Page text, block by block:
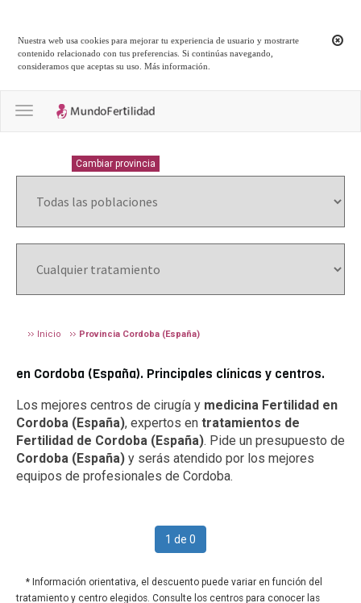
Nuestra web usa cookies para mejorar tu experiencia de usuario y mostrarte
contenido relacionado con tus preferencias. Si continúas navegando,
consideramos que aceptas su uso.Más información
Toggle navigation
Cambiar provincia
Inicio Provincia Cordoba (España)
en Cordoba (España). Principales clínicas y centros.
Los mejores centros de cirugía y medicina Fertilidad en
Cordoba (España), expertos en tratamientos de
Fertilidad de Cordoba (España). Pide un presupuesto de
Cordoba (España) y serás atendido por los mejores
equipos de profesionales de Cordoba.
1 de 0
* Información orientativa, el descuento puede variar en función del
tratamiento y centro elegidos. Consulte los centros para conocer las